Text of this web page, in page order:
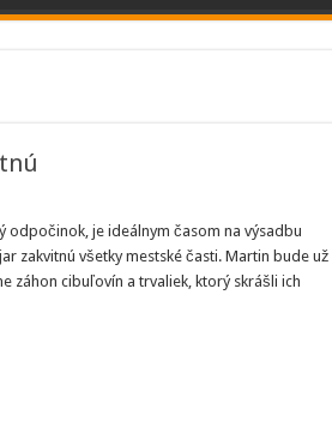
odpočinok, je ideálnym časom na výsadbu
zakvitnú všetky mestské časti. Martin bude už
záhon cibuľovín a trvaliek, ktorý skrášli ich